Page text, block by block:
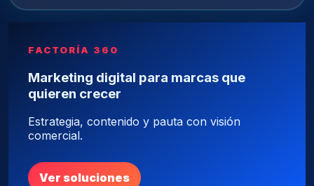
FACTORÍA 360
Marketing digital para marcas que
quieren crecer
Estrategia, contenido y pauta con visión
comercial.
Ver soluciones